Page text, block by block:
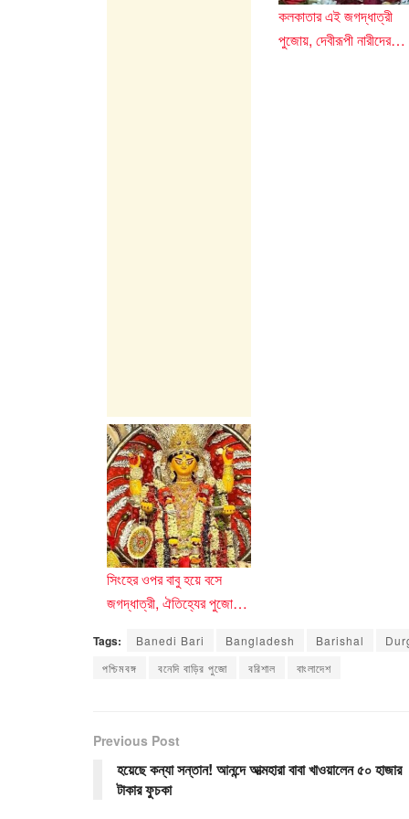
সিংহের ওপর বাবু হয়ে বসে
জগদ্ধাত্রী, ঐতিহ্যের পুজো…
কলকাতার এই জগদ্ধাত্রী
পুজোয়, দেবীরূপী নারীদের…
Tags: Banedi Bari Bangladesh Barishal
পশ্চিমবঙ্গ
বনেদি বাড়ির পুজো বরিশাল বাংলাদেশ
Previous Post
হয়েছে কন্যা সন্তান! আনন্দে আত্মহারা বাবা খাওয়ালেন ৫০ হাজার
টাকার ফুচকা